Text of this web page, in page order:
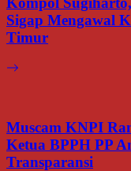
Sigap Mengawal
Timur
Muscam KNPI
Ketua BPPH PP
Transparansi